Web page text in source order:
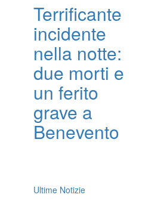
Terrificante
incidente
nella notte:
due morti e
un ferito
grave a
Benevento
Ultime Notizie